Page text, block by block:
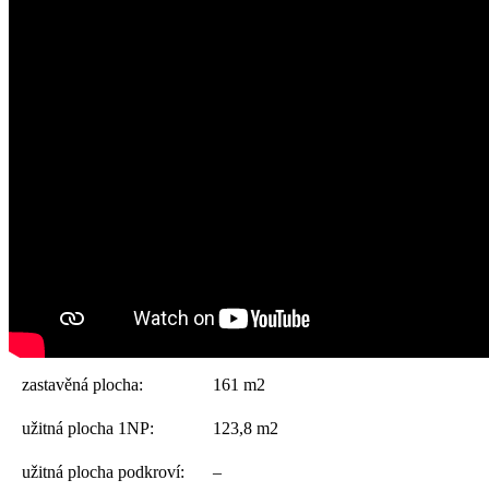
zastavěná plocha: 161 m2
užitná plocha 1NP: 123,8 m2
užitná plocha podkroví: –